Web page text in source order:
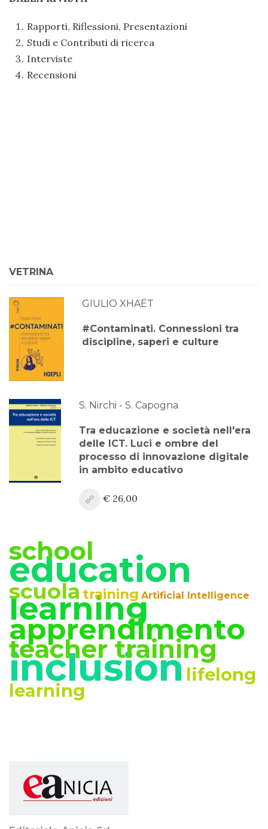
Rapporti, Riflessioni, Presentazioni
Studi e Contributi di ricerca
Interviste
Recensioni
VETRINA
GIULIO XHAËT
#Contaminati. Connessioni tra
discipline, saperi e culture
S. Nirchi - S. Capogna
Tra educazione e società nell'era
delle ICT. Luci e ombre del
processo di innovazione digitale
in ambito educativo
€ 26,00
school
education
scuola training Artificial Intelligence
learning
apprendimento
teacher training
inclusion lifelong
learning